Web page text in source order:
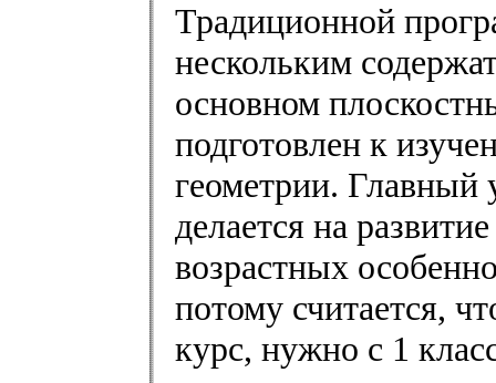
Традиционной
нескольким
основном
подготовлен к
геометрии. Главный
делается на
возрастных
потому считается,
курс, нужно с 1